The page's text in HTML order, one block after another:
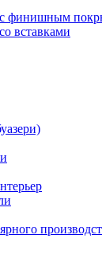
финишным
вставками